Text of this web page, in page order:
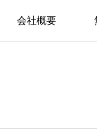
会社概要